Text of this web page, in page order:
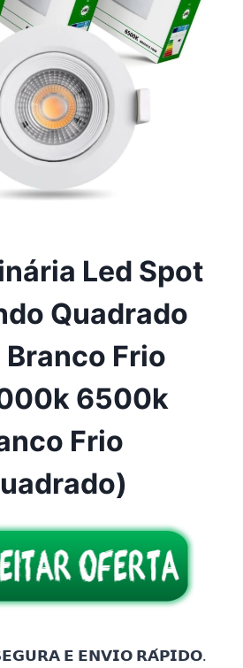
Led Spot
Quadrado
Frio
6500k
Frio
𝗘 𝗘𝗡𝗩𝗜𝗢 𝗥𝗔́𝗣𝗜𝗗𝗢.